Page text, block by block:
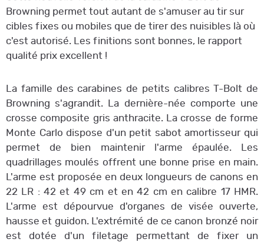
Browning permet tout autant de s'amuser au tir sur
cibles fixes ou mobiles que de tirer des nuisibles là où
c'est autorisé. Les finitions sont bonnes, le rapport
qualité prix excellent !
La famille des carabines de petits calibres T-Bolt de
Browning s'agrandit. La dernière-née comporte une
crosse composite gris anthracite. La crosse de forme
Monte Carlo dispose d'un petit sabot amortisseur qui
permet de bien maintenir l'arme épaulée. Les
quadrillages moulés offrent une bonne prise en main.
L'arme est proposée en deux longueurs de canons en
22 LR : 42 et 49 cm et en 42 cm en calibre 17 HMR.
L'arme est dépourvue d'organes de visée ouverte,
hausse et guidon. L'extrémité de ce canon bronzé noir
est dotée d'un filetage permettant de fixer un